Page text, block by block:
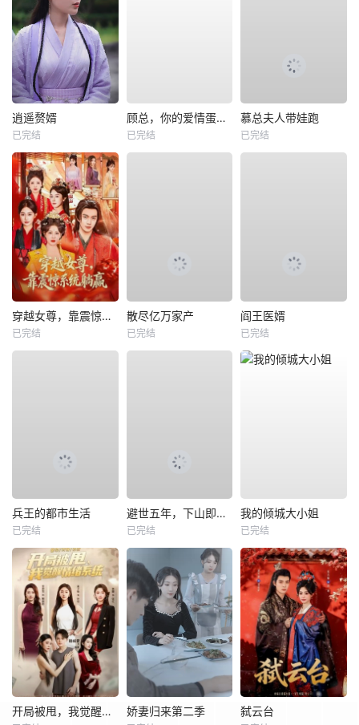
逍遥赘婿
已完结
顾总，你的爱情蛋炒饭已送达
已完结
慕总夫人带娃跑
已完结
穿越女尊，靠震惊系统躺赢
已完结
散尽亿万家产
已完结
阎王医婿
已完结
兵王的都市生活
已完结
避世五年，下山即无敌
已完结
我的倾城大小姐
已完结
开局被甩，我觉醒情绪系统 娇妻归来第二季 弑云台